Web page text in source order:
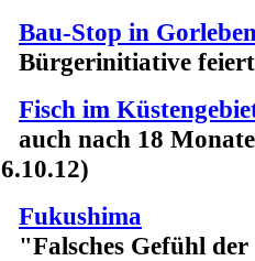
Bau-Stop in
feiert
Fisch im
nach 18
Fukushima
Gefühl der